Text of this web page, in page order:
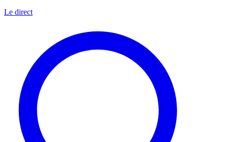
Le direct